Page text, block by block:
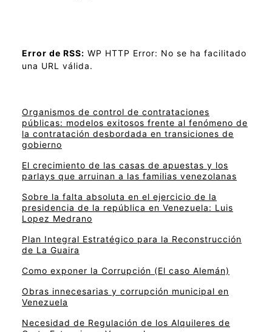
Error de RSS: WP HTTP Error: No se ha facilitado
una URL válida.
Organismos de control de contrataciones
públicas: modelos exitosos frente al fenómeno de
la contratación desbordada en transiciones de
gobierno
El crecimiento de las casas de apuestas y los
parlays que arruinan a las familias venezolanas
Sobre la falta absoluta en el ejercicio de la
presidencia de la república en Venezuela: Luis
Lopez Medrano
Plan Integral Estratégico para la Reconstrucción
de La Guaira
Como exponer la Corrupción (El caso Alemán)
Obras innecesarias y corrupción municipal en
Venezuela
Necesidad de Regulación de los Alquileres de